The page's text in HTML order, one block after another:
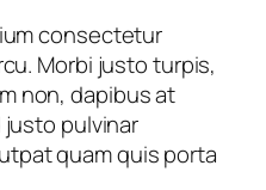
consectetur
Morbi justo turpis,
non, dapibus at
pulvinar
quam quis porta